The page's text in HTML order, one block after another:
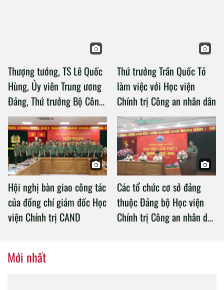
Thượng tướng, TS Lê Quốc
Hùng, Ủy viên Trung ương
Đảng, Thứ trưởng Bộ Công
an làm việc với Học viện
Chính trị Công an nhân dân
Thứ trưởng Trần Quốc Tỏ
làm việc với Học viện
Chính trị Công an nhân dân
Hội nghị bàn giao công tác
của đồng chí giám đốc Học
viện Chính trị CAND
Các tổ chức cơ sở đảng
thuộc Đảng bộ Học viện
Chính trị Công an nhân dân
Mới nhất